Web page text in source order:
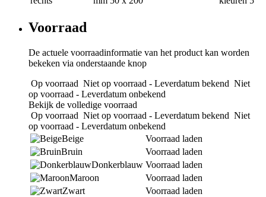
Voorraad
De actuele voorraadinformatie van het product kan worden
bekeken via onderstaande knop
Op voorraad Niet op voorraad - Leverdatum bekend Niet
op voorraad - Leverdatum onbekend
Bekijk de volledige voorraad
Op voorraad Niet op voorraad - Leverdatum bekend Niet
op voorraad - Leverdatum onbekend
Beige
Voorraad laden
Bruin
Voorraad laden
Donkerblauw Voorraad laden
Maroon
Voorraad laden
Zwart
Voorraad laden